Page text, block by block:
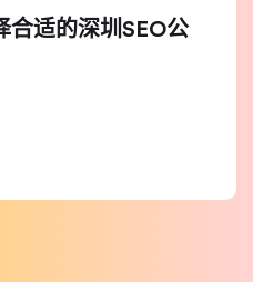
合适的深圳SEO公